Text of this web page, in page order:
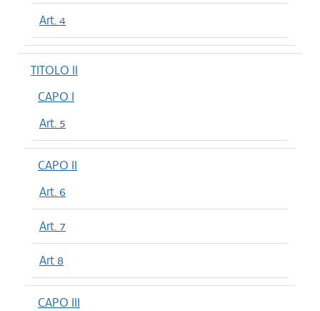
Art. 4
TITOLO II
CAPO I
Art. 5
CAPO II
Art. 6
Art. 7
Art 8
CAPO III